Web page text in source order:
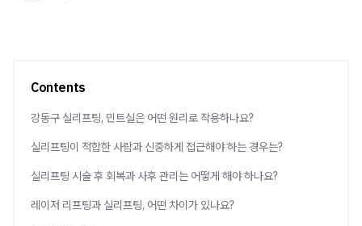
Contents
강동구 실리프팅, 민트실은 어떤 원리로 작용하나요?
실리프팅이 적합한 사람과 신중하게 접근해야 하는 경우는?
실리프팅 시술 후 회복과 사후 관리는 어떻게 해야 하나요?
레이저 리프팅과 실리프팅, 어떤 차이가 있나요?